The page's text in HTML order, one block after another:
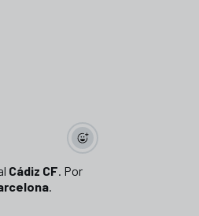
Cádiz CF. Por
.